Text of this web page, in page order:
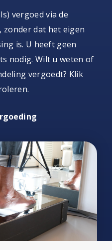
vergoed via de
zonder dat het eigen
is. U heeft geen
nodig. Wilt u weten of
vergoedt? Klik